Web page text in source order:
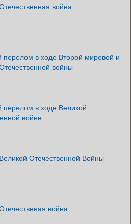
война
перелом в ходе Второй мировой и
войны
перелом в ходе Великой
войне
Отечественной Войны
война